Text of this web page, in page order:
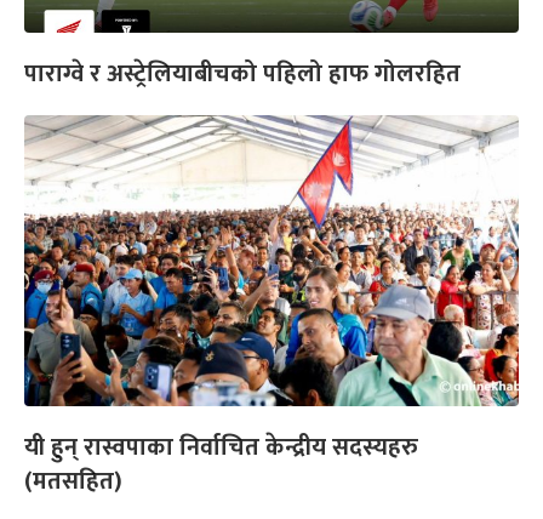
पाराग्वे र अस्ट्रेलियाबीचको पहिलो हाफ गोलरहित
यी हुन् रास्वपाका निर्वाचित केन्द्रीय सदस्यहरु
(मतसहित)